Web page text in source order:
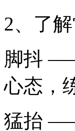
2、了
脚抖
心态，
猛抬